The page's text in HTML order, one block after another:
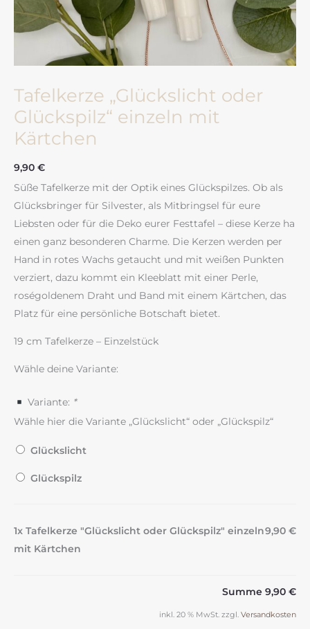
Tafelkerze „Glückslicht oder
Glückspilz“ einzeln mit
Kärtchen
9,90 €
Süße Tafelkerze mit der Optik eines Glückspilzes. Ob als
Glücksbringer für Silvester, als Mitbringsel für eure
Liebsten oder für die Deko eurer Festtafel – diese Kerze ha
einen ganz besonderen Charme. Die Kerzen werden per
Hand in rotes Wachs getaucht und mit weißen Punkten
verziert, dazu kommt ein Kleeblatt mit einer Perle,
roségoldenem Draht und Band mit einem Kärtchen, das
Platz für eine persönliche Botschaft bietet.
19 cm Tafelkerze – Einzelstück
Wähle deine Variante:
Variante: *
Wähle hier die Variante „Glückslicht“ oder „Glückspilz“
Glückslicht
Glückspilz
1x Tafelkerze "Glückslicht oder Glückspilz" einzeln
mit Kärtchen
9,90 €
Summe 9,90 €
inkl. 20 % MwSt. zzgl. Versandkosten